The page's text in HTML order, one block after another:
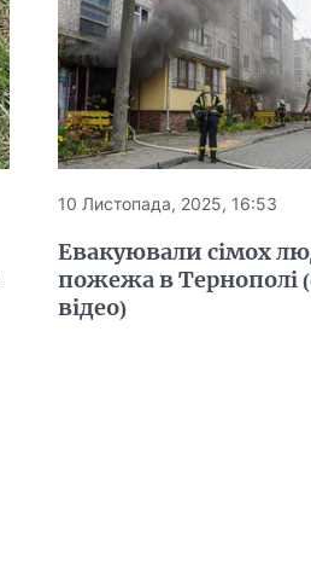
10 Листопада, 2025, 16:53
Евакуювали сімох
пожежа в Тернополі
відео)